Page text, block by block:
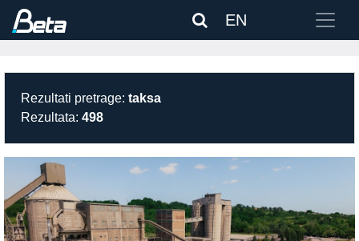
EN
Rezultati pretrage: taksa
Rezultata: 498